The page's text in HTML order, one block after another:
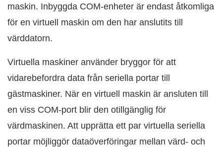
maskin. Inbyggda COM-enheter är endast åtkomliga
för en virtuell maskin om den har anslutits till
värddatorn.
Virtuella maskiner använder bryggor för att
vidarebefordra data från seriella portar till
gästmaskiner. När en virtuell maskin är ansluten till
en viss COM-port blir den otillgänglig för
värdmaskinen. Att upprätta ett par virtuella seriella
portar möjliggör dataöverföringar mellan värd- och